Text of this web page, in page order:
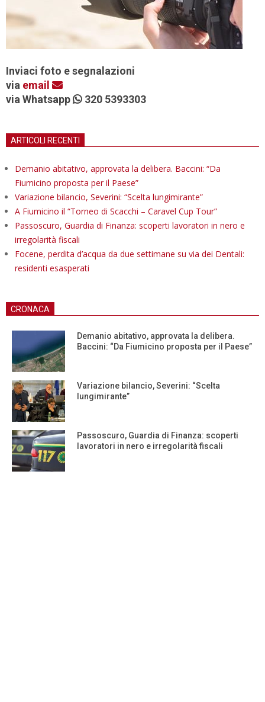
Inviaci foto e segnalazioni
via email
via Whatsapp
320 5393303
ARTICOLI RECENTI
Demanio abitativo, approvata la delibera. Baccini: “Da
Fiumicino proposta per il Paese”
Variazione bilancio, Severini: “Scelta lungimirante”
A Fiumicino il “Torneo di Scacchi – Caravel Cup Tour”
Passoscuro, Guardia di Finanza: scoperti lavoratori in nero e
irregolarità fiscali
Focene, perdita d’acqua da due settimane su via dei Dentali:
residenti esasperati
CRONACA
Demanio abitativo, approvata la delibera.
Baccini: “Da Fiumicino proposta per il Paese”
Variazione bilancio, Severini: “Scelta
lungimirante”
Passoscuro, Guardia di Finanza: scoperti
lavoratori in nero e irregolarità fiscali